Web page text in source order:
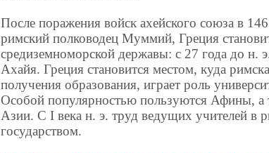
После поражения войск ахейского союза в
римский полководец Муммий, Греция
средиземноморской державы: с 27 года до н.
Ахайя. Греция становится местом, куда
получения образования, играет роль
Особой популярностью пользуются Афины, а
Азии. С I века н. э. труд ведущих учителей в
государством.